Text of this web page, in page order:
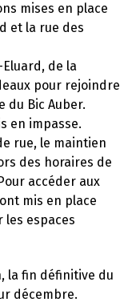
mises en place
et la rue des
de la
pour rejoindre
du Bic Auber.
en impasse.
rue, le maintien
des horaires de
accéder aux
mis en place
espaces
la fin définitive du
décembre.